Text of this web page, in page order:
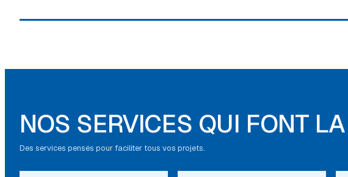
NOS SERVICES QUI FONT LA
Des services pensés pour faciliter tous vos projets.